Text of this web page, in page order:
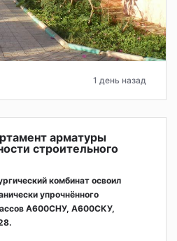
1 день назад
арматуры
строительного
комбинат освоил
упрочнённого
А600СНУ, А600СКУ,